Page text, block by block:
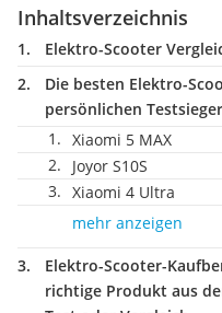
Inhaltsverzeichnis
Elektro-Scooter
Die besten Elektro-
persönlichen
Xiaomi 5 MAX
Joyor S10S
Xiaomi 4 Ultra
mehr anzeigen
Elektro-Scooter-
richtige Produkt aus